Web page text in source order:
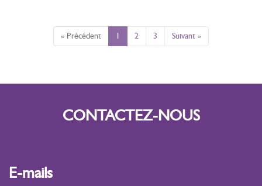
« Précédent 1 2 3 Suivant »
CONTACTEZ-NOUS
E-mails